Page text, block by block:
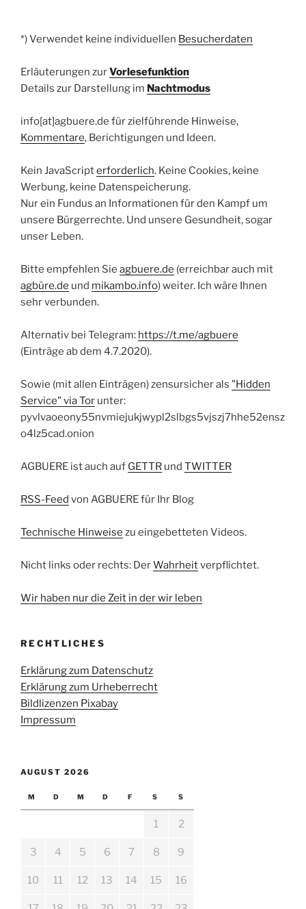
*) Verwendet keine individuellen Besucherdaten
Erläuterungen zurVorlesefunktion
Details zur Darstellung im Nachtmodus
info[at]agbuere.de für zielführende Hinweise,
Kommentare, Berichtigungen und Ideen.
Kein JavaScripterforderlich. Keine Cookies, keine
Werbung, keine Datenspeicherung.
Nur ein Fundus an Informationen für den Kampf um
unsere Bürgerrechte. Und unsere Gesundheit, sogar
unser Leben.
Bitte empfehlen Sie agbuere.de (erreichbar auch mit
agbüre.de und mikambo.info) weiter. Ich wäre Ihnen
sehr verbunden.
Alternativ bei Telegram: https://t.me/agbuere
(Einträge ab dem 4.7.2020).
Sowie (mit allen Einträgen) zensursicher als "Hidden
Service" via Tor unter:
pyvlvaoeony55nvmiejukjwypl2slbgs5vjszj7hhe52ensz
o4lz5cad.onion
AGBUERE ist auch auf GETTR und TWITTER
RSS-Feed von AGBUERE für Ihr Blog
Technische Hinweise zu eingebetteten Videos.
Nicht links oder rechts: DerWahrheitverpflichtet.
Wir haben nur die Zeit in der wir leben
RECHTLICHES
Erklärung zum Datenschutz
Erklärung zum Urheberrecht
Bildlizenzen Pixabay
Impressum
AUGUST 2026
M D M D F S S
1 2
3 4 5 6 7 8 9
10 11 12 13 14 15 16